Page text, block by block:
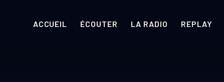
ACCUEIL ÉCOUTER LA RADIO REPLAY